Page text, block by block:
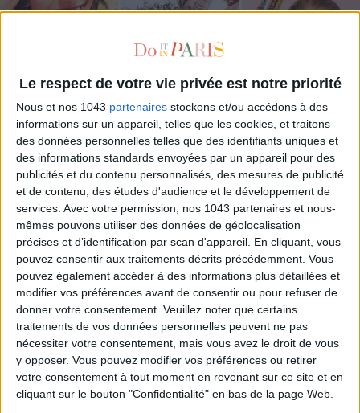
Le respect de votre vie privée est notre priorité
Nous et nos 1043 partenaires stockons et/ou accédons à des
informations sur un appareil, telles que les cookies, et traitons
des données personnelles telles que des identifiants uniques et
des informations standards envoyées par un appareil pour des
publicités et du contenu personnalisés, des mesures de publicité
et de contenu, des études d'audience et le développement de
services. Avec votre permission, nos 1043 partenaires et nous-
mêmes pouvons utiliser des données de géolocalisation
précises et d’identification par scan d'appareil. En cliquant, vous
pouvez consentir aux traitements décrits précédemment. Vous
pouvez également accéder à des informations plus détaillées et
modifier vos préférences avant de consentir ou pour refuser de
donner votre consentement. Veuillez noter que certains
traitements de vos données personnelles peuvent ne pas
nécessiter votre consentement, mais vous avez le droit de vous
y opposer. Vous pouvez modifier vos préférences ou retirer
votre consentement à tout moment en revenant sur ce site et en
cliquant sur le bouton "Confidentialité" en bas de la page Web.
ADOPT PARFUMS IS REVOLUTIONIZING AFFORDABLE MADE-IN-FRANCE
FRAGRANCES
15 IDEAS FOR ENJOYING AUGUST IN PARIS